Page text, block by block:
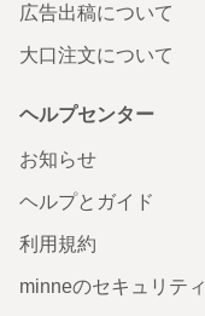
広告出稿について
大口注文について
ヘルプセンター
お知らせ
ヘルプとガイド
利用規約
minneのセキュリティ